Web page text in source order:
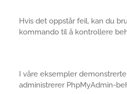
Hvis det oppstår feil, kan du
kommando til å kontrollere
I våre eksempler
administrerer PhpMyAdmin-